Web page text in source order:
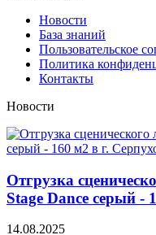
Новости
База знаний
Пользовательское
Политика
Контакты
Новости
Отгрузка
Stage Dance серый -
14.08.2025